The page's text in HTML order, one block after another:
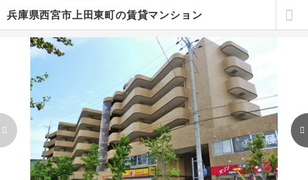
兵庫県西宮市上田東町の賃貸マンション